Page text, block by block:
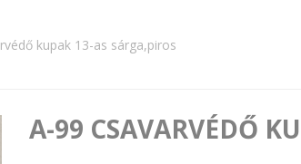
kupak 13-as sárga,piros
A-99 CSAVARVÉDŐ